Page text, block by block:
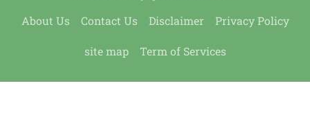
About Us
Contact Us Disclaimer Privacy Policy
site map Term of Services